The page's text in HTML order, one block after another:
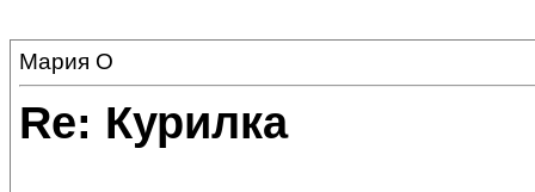
Мария О
Re: Курилка